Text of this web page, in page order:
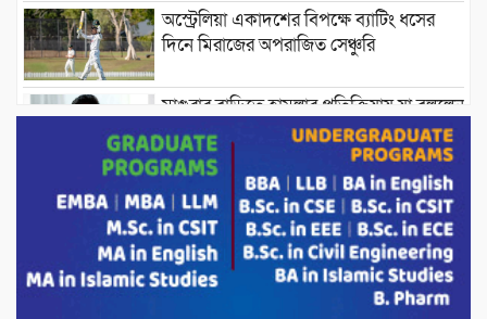
অস্ট্রেলিয়া একাদশের বিপক্ষে ব্যাটিং ধসের
দিনে মিরাজের অপরাজিত সেঞ্চুরি
মাগুরার বাড়িতে হামলার প্রতিক্রিয়ায় যা বললেন
সাকিব।
দেশীয় পাঁচ প্রজাতির ছোট মাছে উদ্বেগজনক
মাত্রায় মাইক্রোপ্লাস্টিকের উপস্থিতি শনাক্ত ।
সরকারকে ব্যর্থ করতে দেশের বিরুদ্ধে একটি
দল চক্রান্ত চালিয়ে যাচ্ছে : রিজভী